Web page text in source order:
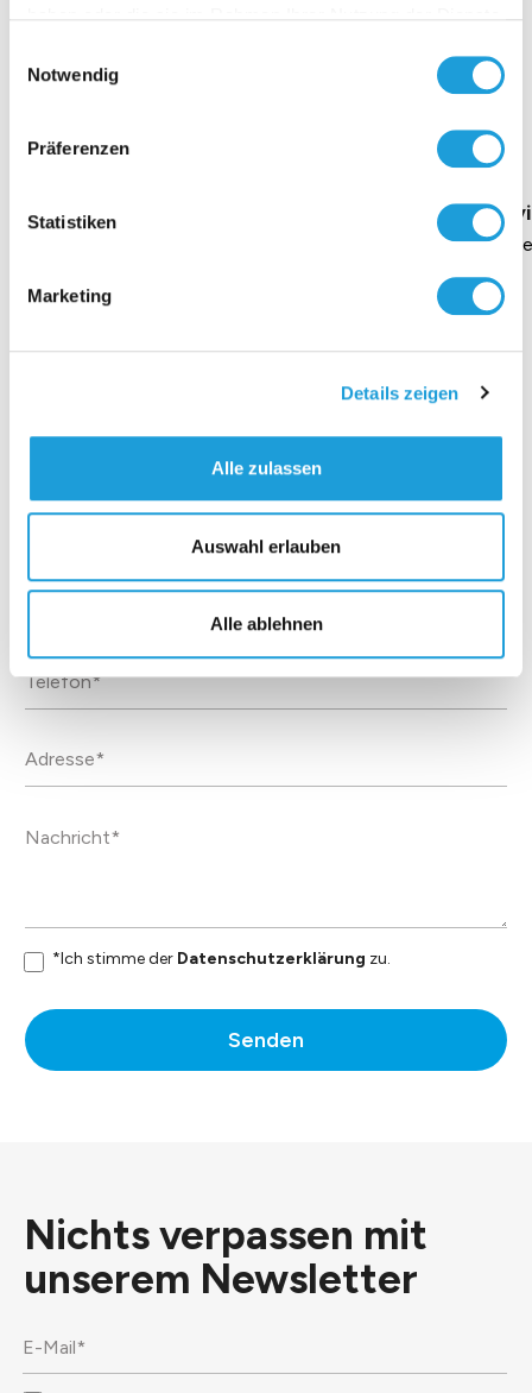
Notwendig
Präferenzen
Statistiken
Marketing
Details zeigen
Alle zulassen
Auswahl erlauben
Alle ablehnen
Einblicke zu 40 Jahren
Oppermann
Geschäftsführung Heike Dirmeier
*Ich stimme der Datenschutzerklärung zu.
Senden
Nichts verpassen mit
unserem Newsletter